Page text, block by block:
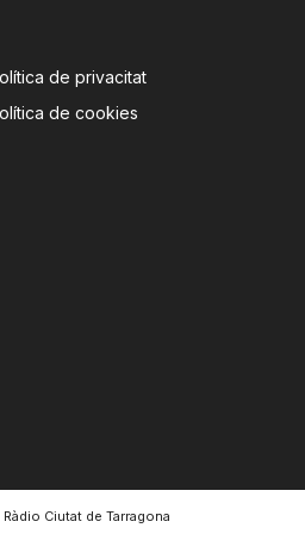
de privacitat
de cookies
Ciutat de Tarragona